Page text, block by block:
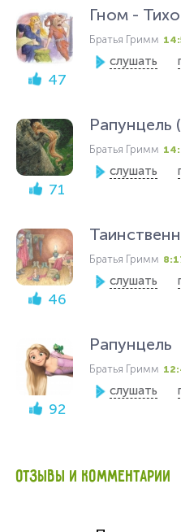
47
Гном -
Братья Гримм
слушать
71
Рапунцель
Братья Гримм
слушать
46
Братья Гримм
слушать
92
Рапунцель
Братья Гримм
слушать
ОТЗЫВЫ И КОММЕНТАРИИ